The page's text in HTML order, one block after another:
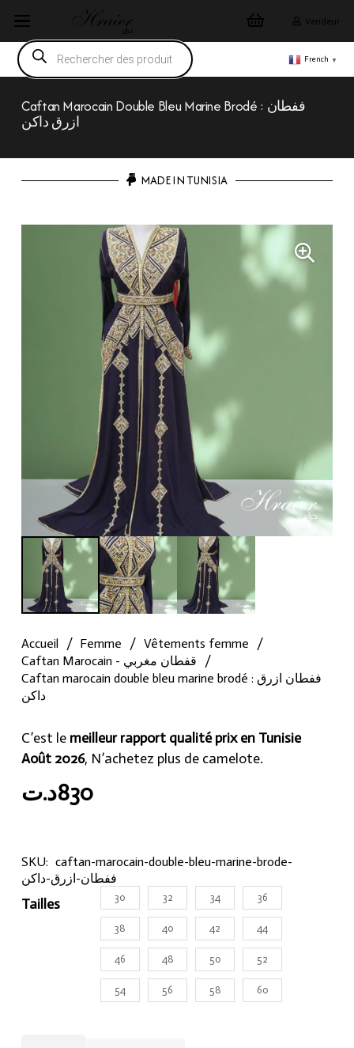
Vendeur
Recherche
de
produits
French ▼
Caftan Marocain Double Bleu Marine Brodé : ففطان
ازرق داكن
MADE IN TUNISIA
Accueil / Femme / Vêtements femme
/
Caftan Marocain - قفطان مغربي
/
Caftan marocain double bleu marine brodé : ففطان ازرق
داكن
C’est le meilleur rapport qualité prix en Tunisie
Août 2026, N’achetez plus de camelote.
830د.ت
SKU: caftan-marocain-double-bleu-marine-brode-
ففطان-ازرق-داكن
Tailles 30 32 34 36
38 40 42 44
46 48 50 52
54 56 58 60